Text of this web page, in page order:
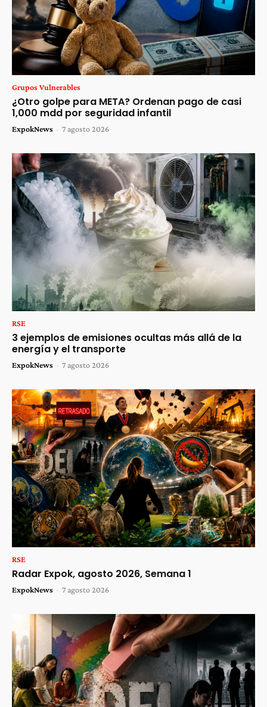
Grupos Vulnerables
¿Otro golpe para META? Ordenan pago de casi
1,000 mdd por seguridad infantil
ExpokNews - 7 agosto 2026
RSE
3 ejemplos de emisiones ocultas más allá de la
energía y el transporte
ExpokNews - 7 agosto 2026
RSE
Radar Expok, agosto 2026, Semana 1
ExpokNews - 7 agosto 2026